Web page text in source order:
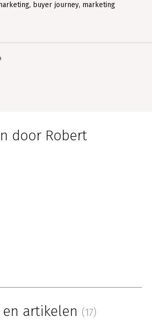
buyer journey, marketing
door Robert
artikelen (17)